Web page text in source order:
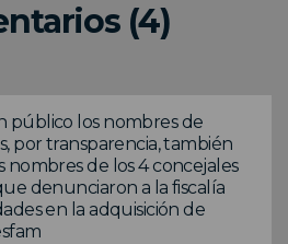
(4)
público los nombres de
por transparencia, también
de los 4 concejales
denunciaron a la fiscalía
en la adquisición de